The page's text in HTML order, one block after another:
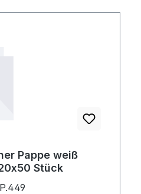
Pappe weiß
20x50 Stück